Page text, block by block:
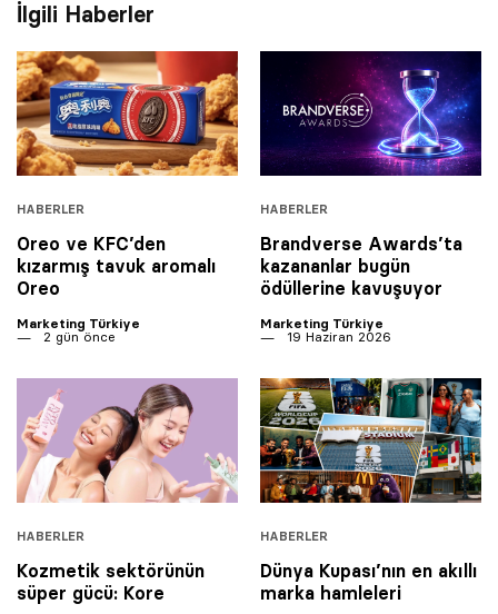
İlgili Haberler
HABERLER
Oreo ve KFC’den
kızarmış tavuk aromalı
Oreo
Marketing Türkiye
2 gün önce
HABERLER
Brandverse Awards’ta
kazananlar bugün
ödüllerine kavuşuyor
Marketing Türkiye
19 Haziran 2026
HABERLER
Kozmetik sektörünün
süper gücü: Kore
HABERLER
Dünya Kupası’nın en akıllı
marka hamleleri